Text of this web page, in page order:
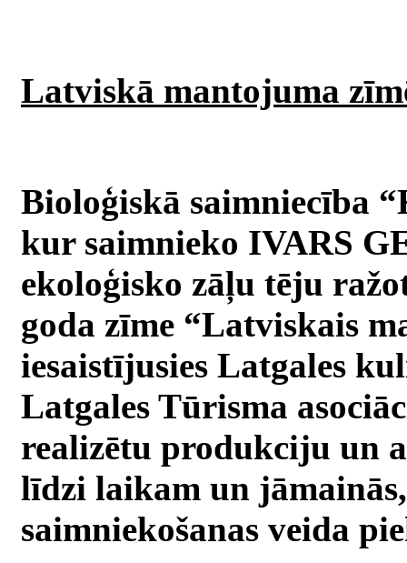
Latviskā mantojuma
Bioloģiskā saimniecība
kur saimnieko IVARS
ekoloģisko zāļu tēju
goda zīme “Latviskais
iesaistījusies Latgales
Latgales Tūrisma
realizētu produkciju un
līdzi laikam un
saimniekošanas veida